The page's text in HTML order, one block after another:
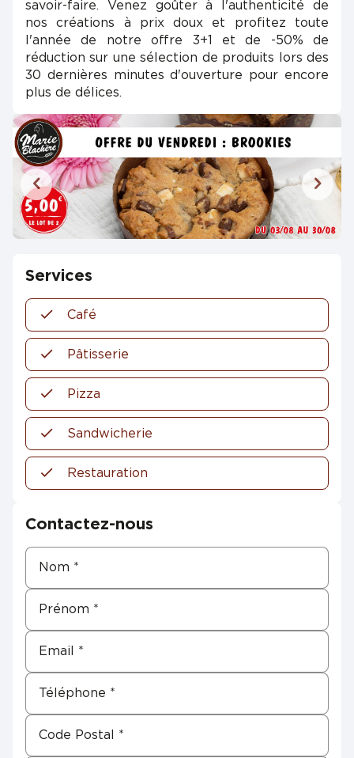
savoir-faire. Venez goûter à l'authenticité de
nos créations à prix doux et profitez toute
l'année de notre offre 3+1 et de -50% de
réduction sur une sélection de produits lors des
30 dernières minutes d'ouverture pour encore
plus de délices.
Services
Café
Pâtisserie
Pizza
Sandwicherie
Restauration
Contactez-nous